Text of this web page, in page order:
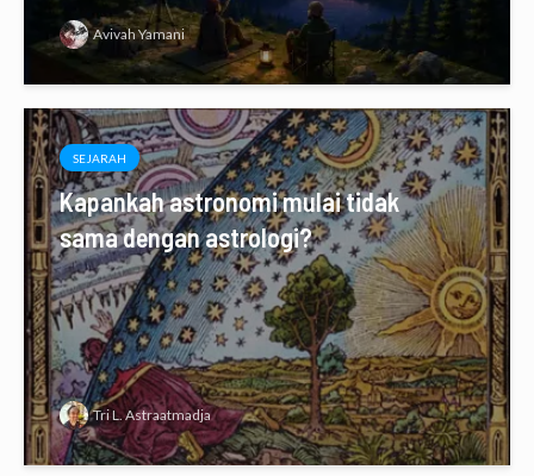
Avivah Yamani
SEJARAH
Kapankah astronomi mulai tidak
sama dengan astrologi?
Tri L. Astraatmadja